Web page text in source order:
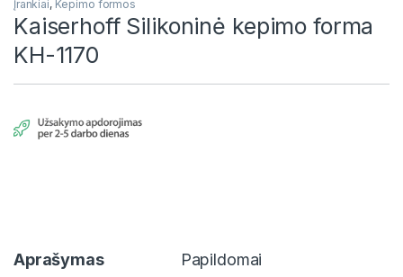
Įrankiai, Kepimo formos
Kaiserhoff Silikoninė kepimo forma
KH-1170
Aprašymas Papildomai